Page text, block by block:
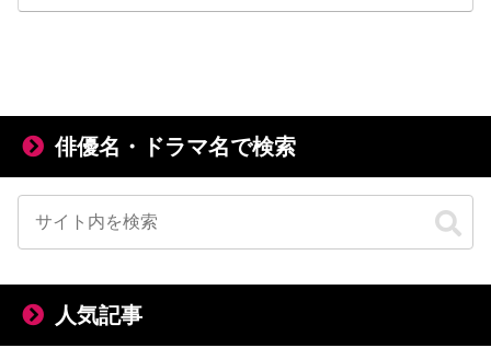
俳優名・ドラマ名で検索
人気記事